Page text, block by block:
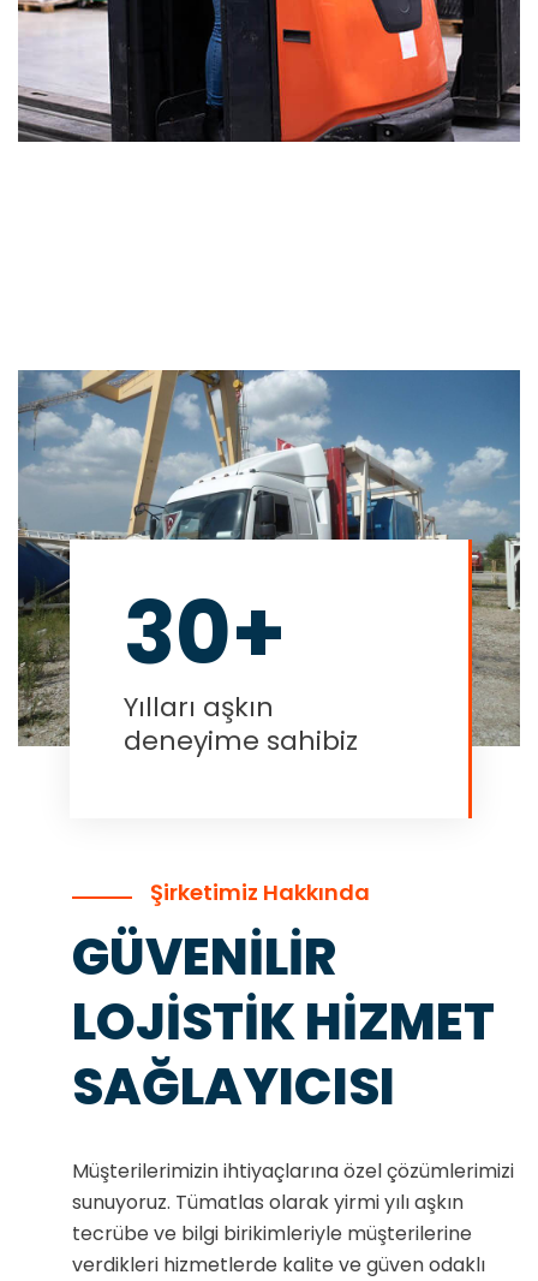
30+
Yılları aşkın
deneyime sahibiz
Şirketimiz Hakkında
GÜVENİLİR
LOJİSTİK HİZMET
SAĞLAYICISI
Müşterilerimizin ihtiyaçlarına özel çözümlerimizi
sunuyoruz. Tümatlas olarak yirmi yılı aşkın
tecrübe ve bilgi birikimleriyle müşterilerine
verdikleri hizmetlerde kalite ve güven odaklı